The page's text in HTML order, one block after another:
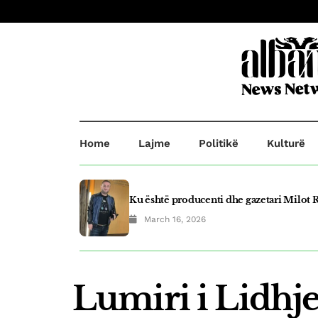
Home Lajme Politikë Kulturë
Ku është producenti dhe gazetari Milot
March 16, 2026
Fluidi shpallet top eksportuesi i vitit në
Lumiri i